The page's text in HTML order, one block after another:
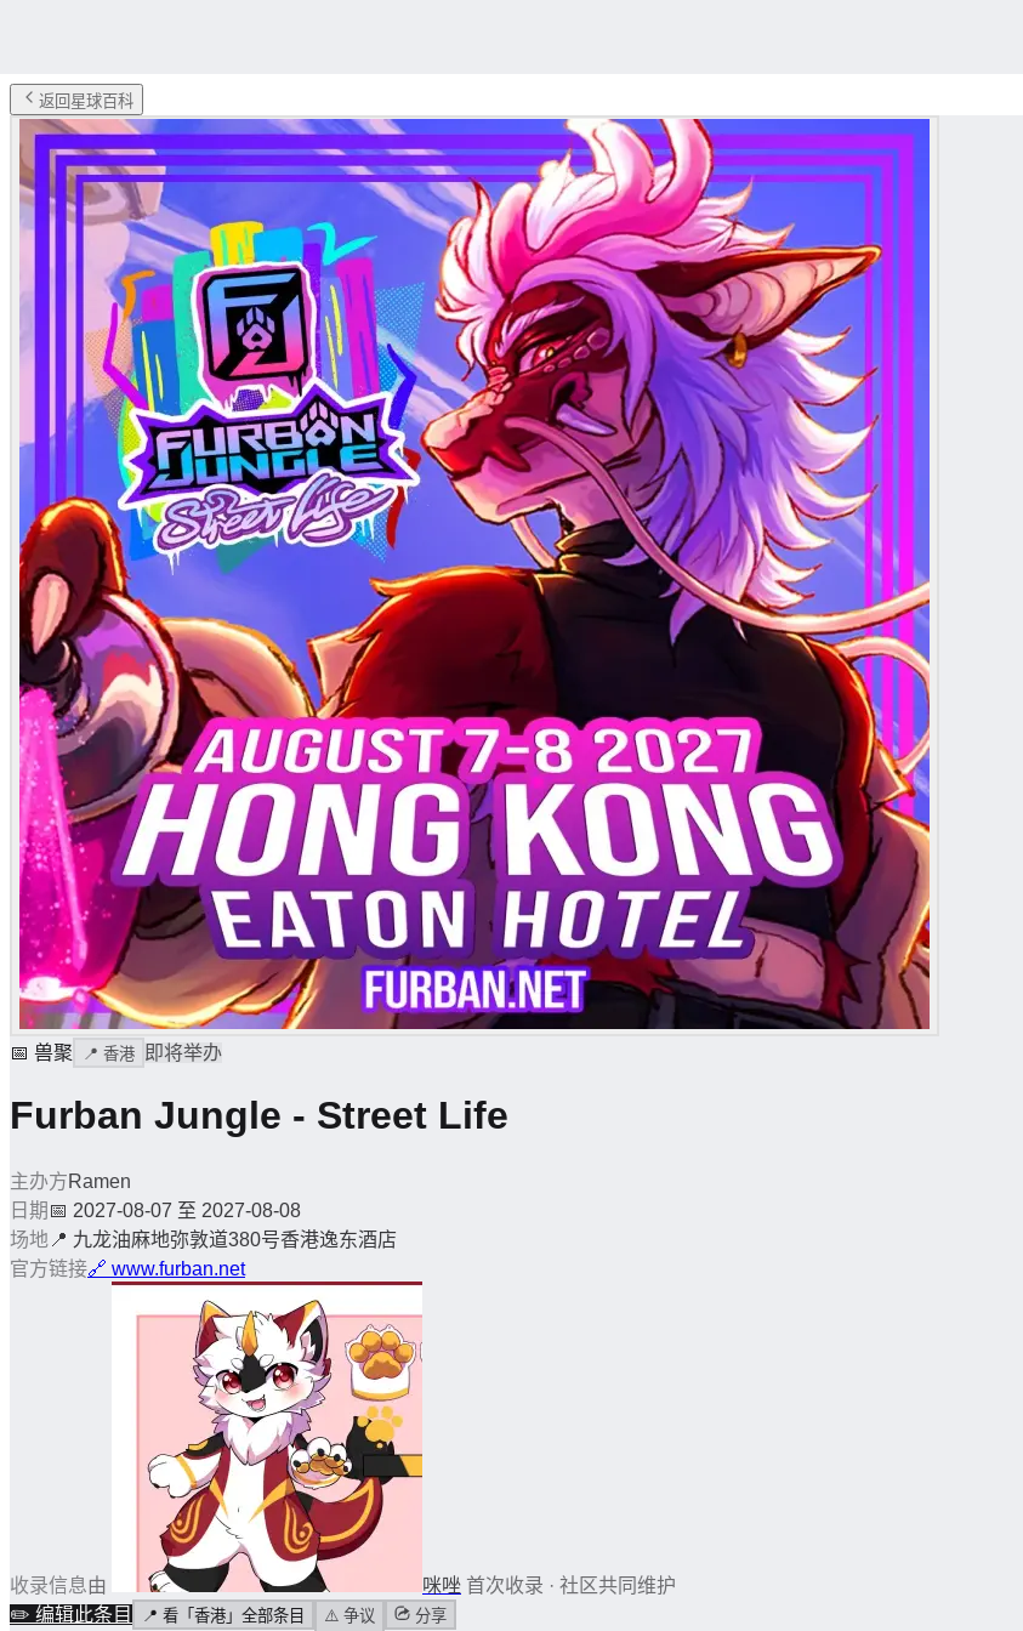
返回星球百科
📅 兽聚 📍 香港 即将举办
Furban Jungle - Street Life
主办方Ramen
日期 📅 2027-08-07 至 2027-08-08
场地 📍 九龙油麻地弥敦道380号香港逸东酒店
官方链接🔗 www.furban.net
收录信息由 咪唑 首次收录 · 社区共同维护
✏️ 编辑此条目 📍 看「香港」全部条目 ⚠️ 争议 分享